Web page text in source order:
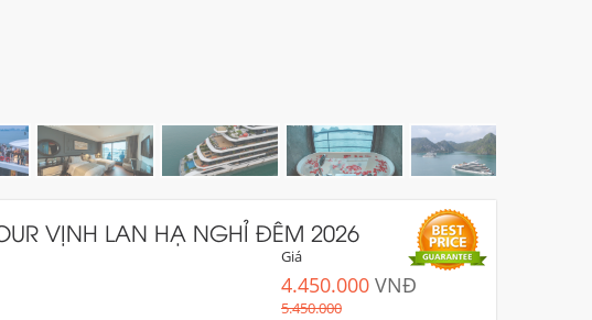
VỊNH LAN HẠ NGHỈ ĐÊM 2026
Giá
4.450.000 VNĐ
5.450.000